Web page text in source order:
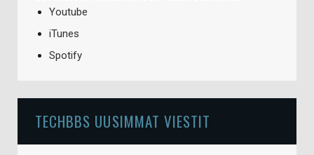
Youtube
iTunes
Spotify
TECHBBS UUSIMMAT VIESTIT